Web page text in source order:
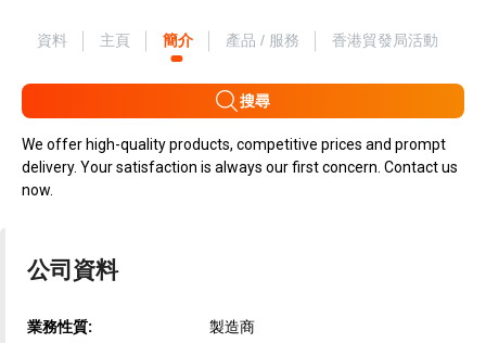
資料 主頁 簡介 產品 / 服務 香港貿發局活動
搜尋
We offer high-quality products, competitive prices and prompt
delivery. Your satisfaction is always our first concern. Contact us
now.
公司資料
業務性質: 製造商